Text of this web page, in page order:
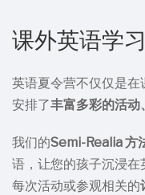
课外英语学习
英语夏令营不仅仅是
安排了丰富多彩的活动
我们的Semi-Realia 方
语，让您的孩子沉浸
每次活动或参观相关的